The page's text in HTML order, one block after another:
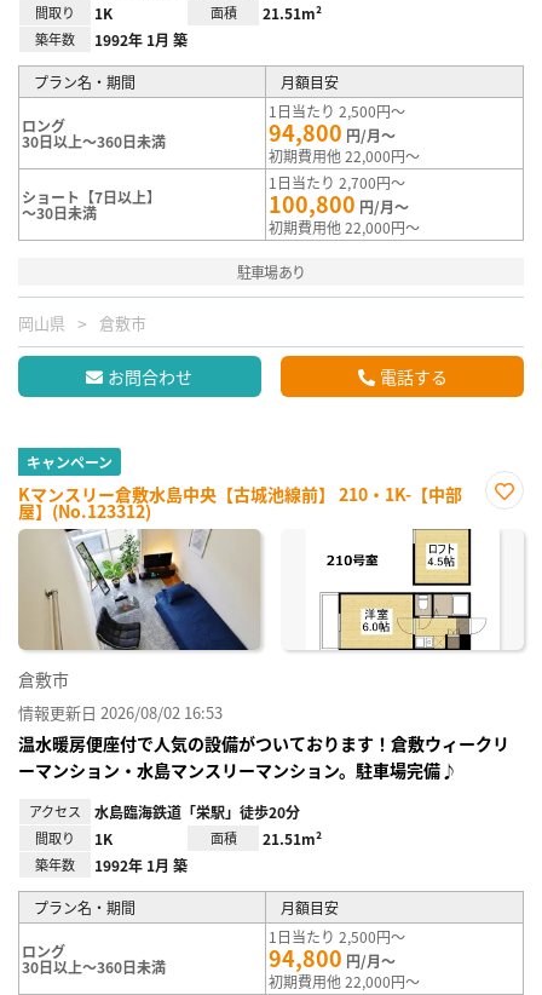
間取り 1K 面積 21.51m²
築年数 1992年 1月 築
プラン名・期間 月額目安
ロング
30日以上～360日未満
1日当たり 2,500円～
94,800 円/月～
初期費用他 22,000円～
ショート【7日以上】
～30日未満
1日当たり 2,700円～
100,800 円/月～
初期費用他 22,000円～
駐車場あり
岡山県 倉敷市
お問合わせ 電話する
キャンペーン
Kマンスリー倉敷水島中央【古城池線前】 210・1K-【中部
屋】(No.123312)
に入
倉敷市
情報更新日 2026/08/02 16:53
温水暖房便座付で人気の設備がついております！倉敷ウィークリ
ーマンション・水島マンスリーマンション。駐車場完備♪
アクセス 水島臨海鉄道「栄駅」徒歩20分
間取り 1K 面積 21.51m²
築年数 1992年 1月 築
プラン名・期間 月額目安
ロング
30日以上～360日未満
1日当たり 2,500円～
94,800 円/月～
初期費用他 22,000円～